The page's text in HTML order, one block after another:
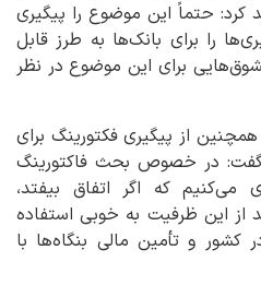
کرد: حتماً این موضوع را پیگیری
را برای بانک‌ها به طرز قابل
برای این موضوع در نظر
از پیگیری فکتورینگ برای
گفت: در خصوص بحث فاکتورینگ
می‌کنیم که اگر اتفاق بیفتد،
از این ظرفیت به خوبی استفاده
و تأمین مالی بنگاه‌ها با